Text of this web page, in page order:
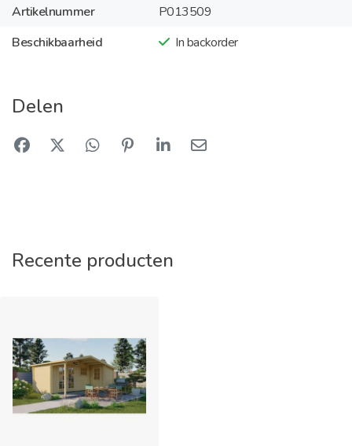
Artikelnummer
P013509
Beschikbaarheid
In backorder
Delen
Recente producten